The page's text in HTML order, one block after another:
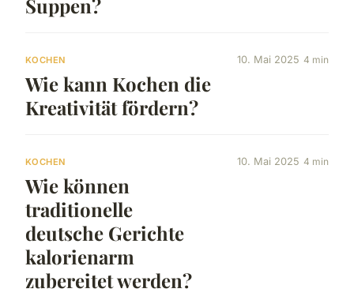
Suppen?
KOCHEN
Wie kann Kochen die
Kreativität fördern?
10. Mai 2025 4 min
KOCHEN
Wie können
traditionelle
deutsche Gerichte
kalorienarm
zubereitet werden?
10. Mai 2025 4 min